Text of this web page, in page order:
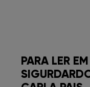
ENTREVISTAS
TOMA-NOTA
PARA LER